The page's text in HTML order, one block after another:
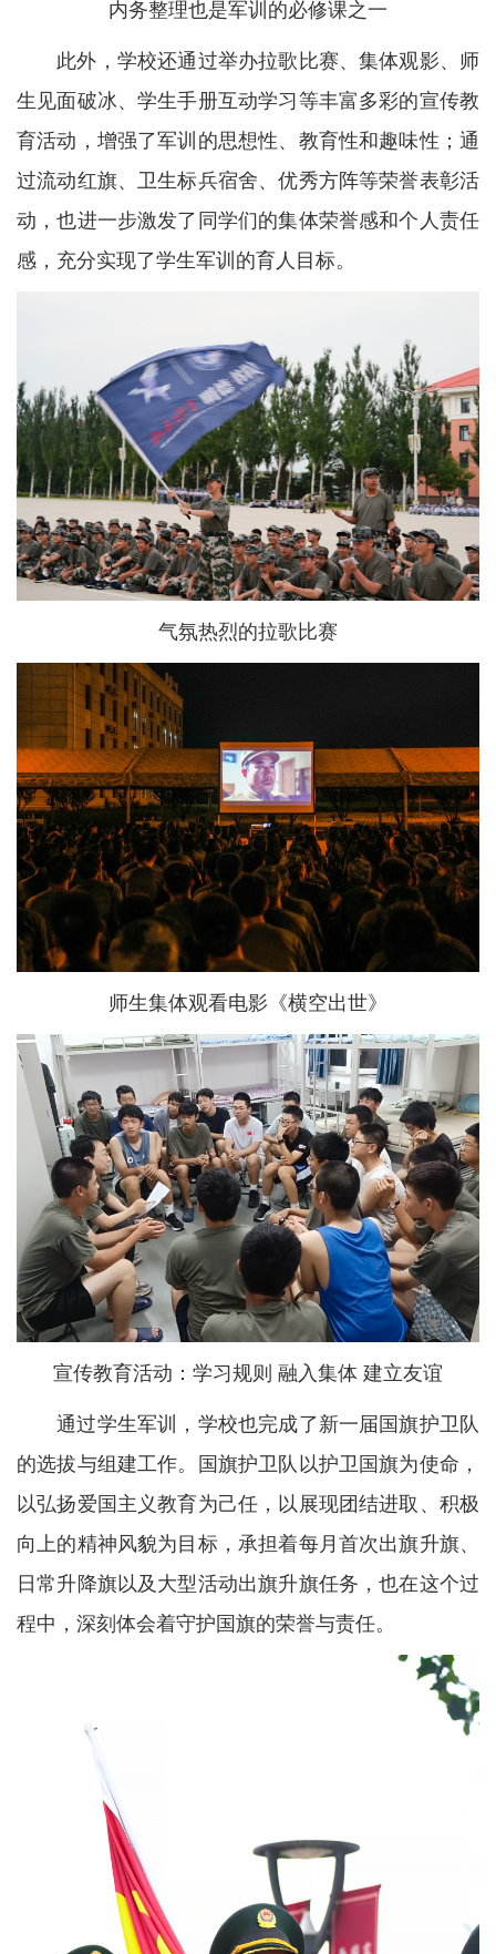
内务整理也是军训的必修课之一
此外，学校还通过举办拉歌比赛、集体观影、师
生见面破冰、学生手册互动学习等丰富多彩的宣传教
育活动，增强了军训的思想性、教育性和趣味性；通
过流动红旗、卫生标兵宿舍、优秀方阵等荣誉表彰活
动，也进一步激发了同学们的集体荣誉感和个人责任
感，充分实现了学生军训的育人目标。
气氛热烈的拉歌比赛
师生集体观看电影《横空出世》
宣传教育活动：学习规则 融入集体 建立友谊
通过学生军训，学校也完成了新一届国旗护卫队
的选拔与组建工作。国旗护卫队以护卫国旗为使命，
以弘扬爱国主义教育为己任，以展现团结进取、积极
向上的精神风貌为目标，承担着每月首次出旗升旗、
日常升降旗以及大型活动出旗升旗任务，也在这个过
程中，深刻体会着守护国旗的荣誉与责任。